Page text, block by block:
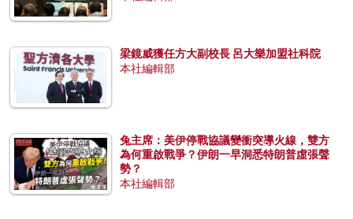
梁鏡威獲任方大副校長 呂大樂加盟社科院
本社編輯部
兔主席：美伊停戰協議變衝突導火線，雙方
為何重啟戰爭？伊朗一早洞悉特朗普虛張聲
勢？
本社編輯部